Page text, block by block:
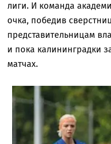
лиги. И команда
очка, победив
представительницам
и пока калининградки
матчах.